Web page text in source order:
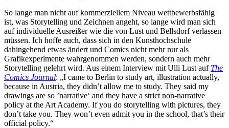
So lange man nicht auf kommerziellem Niveau wettbewerbsfähig
ist, was Storytelling und Zeichnen angeht, so lange wird man sich
auf individuelle Ausreißer wie die von Lust und Bellsdorf verlassen
müssen. Ich hoffe auch, dass sich in den Kunsthochschule
dahingehend etwas ändert und Comics nicht mehr nur als
Grafikexperimente wahrgenommen werden, sondern auch mehr
Storytelling gelehrt wird. Aus einem Interview mit Ulli Lust auf The
Comics Journal: „I came to Berlin to study art, illustration actually,
because in Austria, they didn’t allow me to study. They said my
drawings are so ’narrative‘ and they have a strict non-narrative
policy at the Art Academy. If you do storytelling with pictures, they
don’t take you. They won’t even admit you in the school, that’s their
official policy.“